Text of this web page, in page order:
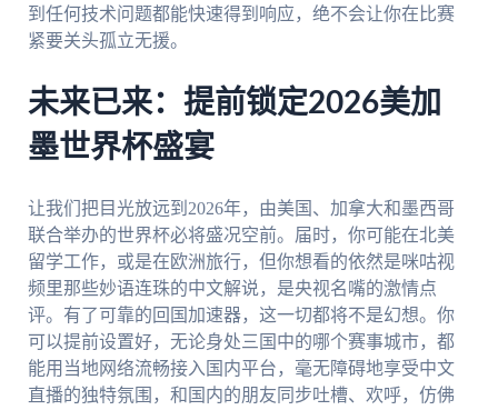
到任何技术问题都能快速得到响应，绝不会让你在比赛
紧要关头孤立无援。
未来已来：提前锁定2026美加
墨世界杯盛宴
让我们把目光放远到2026年，由美国、加拿大和墨西哥
联合举办的世界杯必将盛况空前。届时，你可能在北美
留学工作，或是在欧洲旅行，但你想看的依然是咪咕视
频里那些妙语连珠的中文解说，是央视名嘴的激情点
评。有了可靠的回国加速器，这一切都将不是幻想。你
可以提前设置好，无论身处三国中的哪个赛事城市，都
能用当地网络流畅接入国内平台，毫无障碍地享受中文
直播的独特氛围，和国内的朋友同步吐槽、欢呼，仿佛